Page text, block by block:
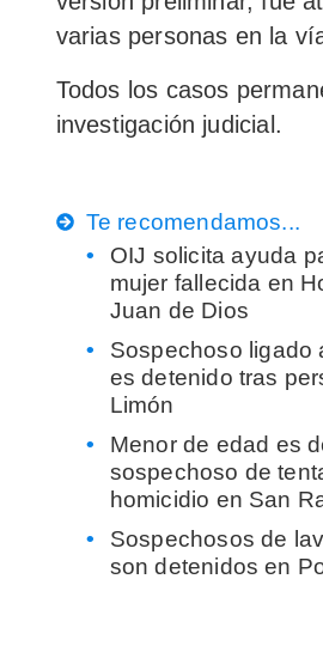
varias personas en la
Todos los casos
investigación judicial.
Te recomendamos...
OIJ solicita ayuda
mujer fallecida en
Juan de Dios
Sospechoso ligado
es detenido tras
Limón
Menor de edad es
sospechoso de
homicidio en San
Sospechosos de
son detenidos en